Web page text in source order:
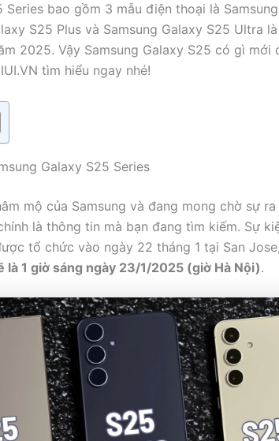
Series bao gồm 3 mẫu điện thoại là
S25 Plus và Samsung Galaxy S25 Ultra
2025. Vậy Samsung Galaxy S25 có gì mới
tìm hiểu ngay nhé!
Galaxy S25 Series
mộ của Samsung và đang mong chờ sự
là thông tin mà bạn đang tìm kiếm. Sự
tổ chức vào ngày 22 tháng 1 tại San
là 1 giờ sáng ngày 23/1/2025 (giờ Hà Nội).